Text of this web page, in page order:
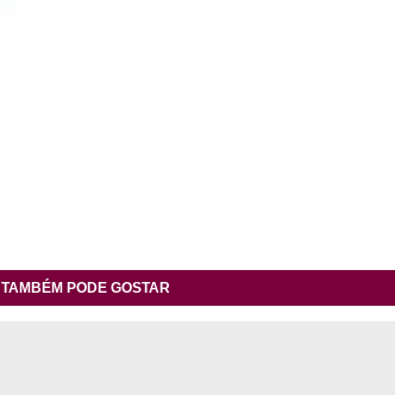
TAMBÉM PODE GOSTAR